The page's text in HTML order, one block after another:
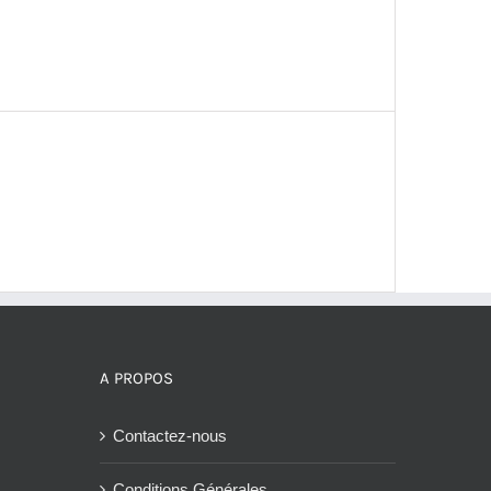
A PROPOS
Contactez-nous